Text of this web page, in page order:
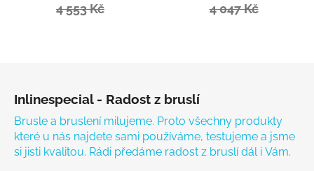
4 553 Kč 4 047 Kč
Inlinespecial - Radost z bruslí
Brusle a bruslení milujeme. Proto všechny produkty
které u nás najdete sami používáme, testujeme a jsme
si jisti kvalitou. Rádi předáme radost z bruslí dál i Vám.